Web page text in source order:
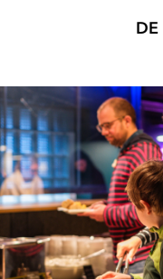
DE